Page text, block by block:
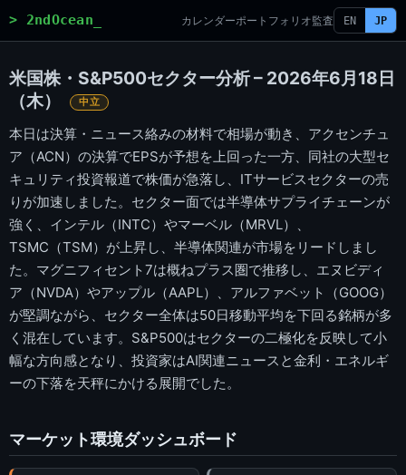
> 2ndOcean_ カレンダーポートフォリオ監査 EN JP
米国株・S&P500セクター分析 – 2026年6月18日
（木）
中立
本日は決算・ニュース絡みの材料で相場が動き、アクセンチュ
ア（ACN）の決算でEPSが予想を上回った一方、同社の大型セ
キュリティ投資報道で株価が急落し、ITサービスセクターの売
りが加速しました。セクター面では半導体サプライチェーンが
強く、インテル（INTC）やマーベル（MRVL）、
TSMC（TSM）が上昇し、半導体関連が市場をリードしまし
た。マグニフィセント7は概ねプラス圏で推移し、エヌビディ
ア（NVDA）やアップル（AAPL）、アルファベット（GOOG）
が堅調ながら、セクター全体は50日移動平均を下回る銘柄が多
く混在しています。S&P500はセクターの二極化を反映して小
幅な方向感となり、投資家はAI関連ニュースと金利・エネルギ
ーの下落を天秤にかける展開でした。
マーケット環境ダッシュボード